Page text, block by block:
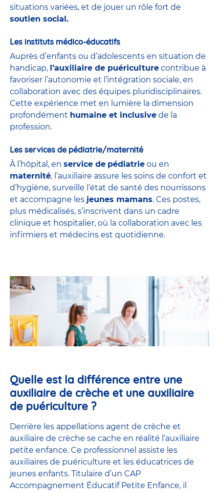
situations variées, et de jouer un rôle fort de
soutien social.
Les instituts médico-éducatifs
Auprès d’enfants ou d’adolescents en situation de
handicap, l’auxiliaire de puériculture contribue à
favoriser l’autonomie et l’intégration sociale, en
collaboration avec des équipes pluridisciplinaires.
Cette expérience met en lumière la dimension
profondément humaine et inclusive de la
profession.
Les services de pédiatrie/maternité
À l’hôpital, en service de pédiatrie ou en
maternité, l’auxiliaire assure les soins de confort et
d’hygiène, surveille l’état de santé des nourrissons
et accompagne les jeunes mamans. Ces postes,
plus médicalisés, s’inscrivent dans un cadre
clinique et hospitalier, où la collaboration avec les
infirmiers et médecins est quotidienne.
Quelle est la différence entre une
auxiliaire de crèche et une auxiliaire
de puériculture ?
Derrière les appellations agent de crèche et
auxiliaire de crèche se cache en réalité l’auxiliaire
petite enfance. Ce professionnel assiste les
auxiliaires de puériculture et les éducatrices de
jeunes enfants. Titulaire d’un CAP
Accompagnement Éducatif Petite Enfance, il